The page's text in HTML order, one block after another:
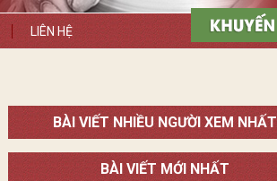
LIÊN HỆ
BÀI VIẾT NHIỀU NGƯỜI XEM NHẤT
BÀI VIẾT MỚI NHẤT